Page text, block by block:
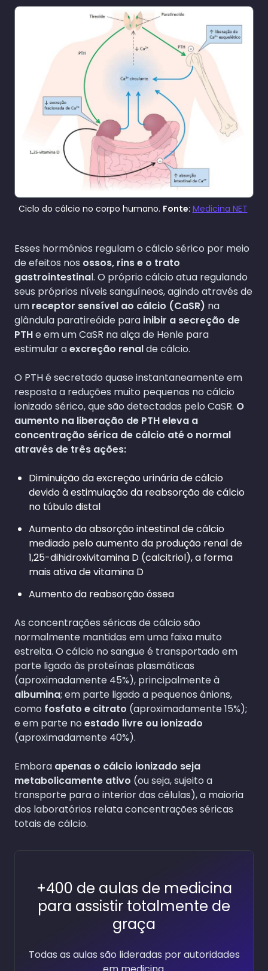
Ciclo do cálcio no corpo humano. Fonte: Medicina NET
Esses hormônios regulam o cálcio sérico por meio
de efeitos nos ossos, rins e o trato
gastrointestinal. O próprio cálcio atua regulando
seus próprios níveis sanguíneos, agindo através de
um receptor sensível ao cálcio (CaSR) na
glândula paratireóide para inibir a secreção de
PTHe em um CaSR na alça de Henle para
estimular aexcreção renalde cálcio.
O PTH é secretado quase instantaneamente em
resposta a reduções muito pequenas no cálcio
ionizado sérico, que são detectadas pelo CaSR. O
aumento na liberação de PTH eleva a
concentração sérica de cálcio até o normal
através de três ações:
Diminuição da excreção urinária de cálcio
devido à estimulação da reabsorção de cálcio
no túbulo distal
Aumento da absorção intestinal de cálcio
mediado pelo aumento da produção renal de
1,25-dihidroxivitamina D (calcitriol), a forma
mais ativa de vitamina D
Aumento da reabsorção óssea
As concentrações séricas de cálcio são
normalmente mantidas em uma faixa muito
estreita. O cálcio no sangue é transportado em
parte ligado às proteínas plasmáticas
(aproximadamente 45%), principalmente à
albumina; em parte ligado a pequenos ânions,
como fosfato e citrato (aproximadamente 15%);
e em parte no estado livre ou ionizado
(aproximadamente 40%).
Embora apenas o cálcio ionizado seja
metabolicamente ativo (ou seja, sujeito a
transporte para o interior das células), a maioria
dos laboratórios relata concentrações séricas
totais de cálcio.
+400 de aulas de medicina
para assistir totalmente de
graça
Todas as aulas são lideradas por autoridades